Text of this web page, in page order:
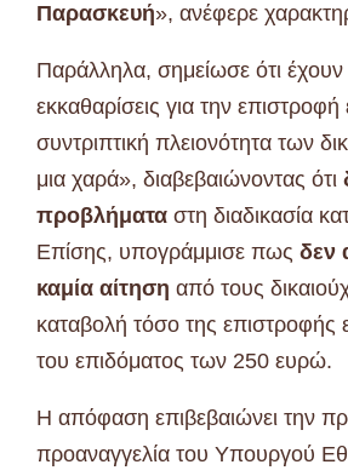
Παρασκευή», ανέφερε
Παράλληλα, σημείωσε ότι έχουν
εκκαθαρίσεις για την επιστροφή
συντριπτική πλειονότητα των
μια χαρά», διαβεβαιώνοντας ότι
προβλήματα στη διαδικασία
Επίσης, υπογράμμισε πως δεν
καμία αίτηση από τους
καταβολή τόσο της επιστροφής
του επιδόματος των 250 ευρώ.
Η απόφαση επιβεβαιώνει την
προαναγγελία του Υπουργού